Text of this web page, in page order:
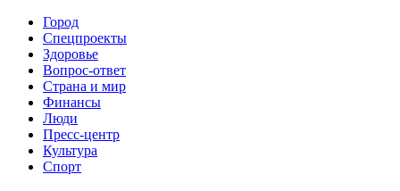
Город
Спецпроекты
Здоровье
Вопрос-ответ
Страна и мир
Финансы
Люди
Пресс-центр
Культура
Спорт